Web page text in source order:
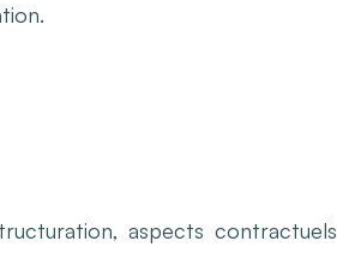
aspects contractuels